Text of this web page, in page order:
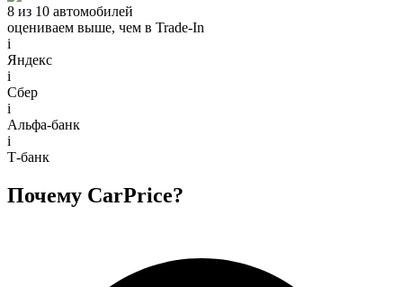
8 из 10 автомобилей
оцениваем выше, чем в Trade‑In
i
Яндекс
i
Сбер
i
Альфа-банк
i
Т-банк
Почему CarPrice?